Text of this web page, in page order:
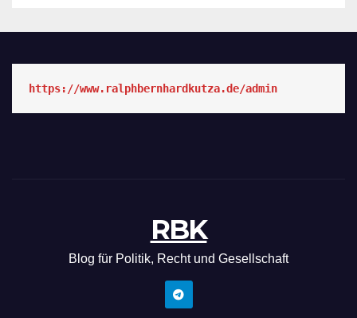
https://www.ralphbernhardkutza.de/admin
RBK
Blog für Politik, Recht und Gesellschaft